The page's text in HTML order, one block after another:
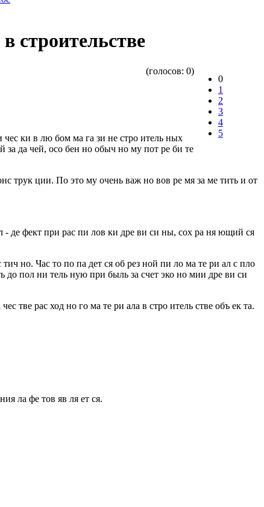
строительстве
0
1
2
3
4
5
(голосов: 0)
ки в лю бом ма га зи не стро итель ных
за да чей, осо бен но обыч но му пот ре би те
трук ции. По это му очень важ но вов ре мя за ме тить и от
де фект при рас пи лов ки дре ви си ны, сох ра ня ющий ся
но. Час то по па дет ся об рез ной пи ло ма те ри ал с пло
до пол ни тель ную при быль за счет эко но мии дре ви си
тве рас ход но го ма те ри ала в стро итель стве объ ек та.
ла фе тов яв ля ет ся.